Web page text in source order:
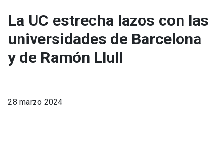
Investigación
Internacionalización launch
Extensión
Universidad
La UC estrecha lazos con las
universidades de Barcelona
y de Ramón Llull
28 marzo 2024